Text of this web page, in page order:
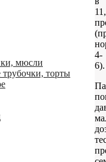
мюсли
торты
4-
6).